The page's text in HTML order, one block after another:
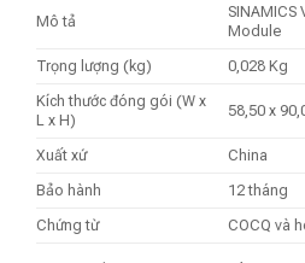
Mô tả
SINAMICS
Module
Trọng lượng (kg)
0,028 Kg
Kích thước đóng gói (W x
L x H)
58,50 x
Xuất xứ
China
Bảo hành
12 tháng
Chứng từ
COCQ và